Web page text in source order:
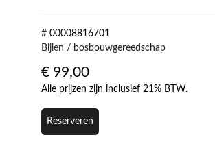
# 00008816701
Bijlen / bosbouwgereedschap
€ 99,00
Alle prijzen zijn inclusief 21% BTW.
Reserveren